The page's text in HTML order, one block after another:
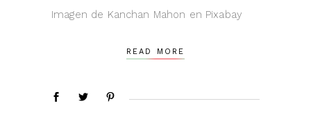
Imagen de Kanchan Mahon en Pixabay
READ MORE